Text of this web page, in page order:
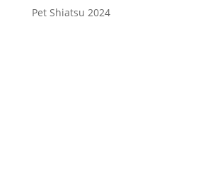
Pet Shiatsu 2024